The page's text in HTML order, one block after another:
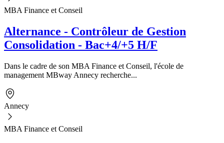
MBA Finance et Conseil
Alternance - Contrôleur de Gestion
Consolidation - Bac+4/+5 H/F
Dans le cadre de son MBA Finance et Conseil, l'école de
management MBway Annecy recherche...
Annecy
MBA Finance et Conseil